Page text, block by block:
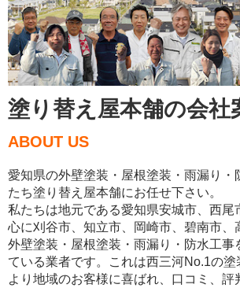
塗り替え屋本舗の会社
ABOUT US
愛知県の外壁塗装・屋根塗装・雨漏り・
たち塗り替え屋本舗にお任せ下さい。
私たちは地元である愛知県安城市、西尾
心に刈谷市、知立市、岡崎市、碧南市、
外壁塗装・屋根塗装・雨漏り・防水工事
ている業者です。これは西三河No.1の塗
より地域のお客様に喜ばれ、口コミ、評